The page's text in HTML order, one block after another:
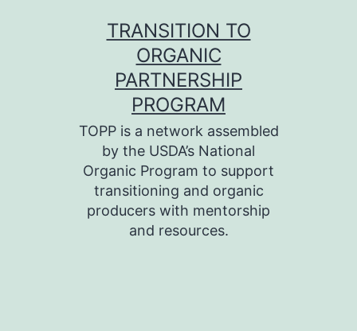
TRANSITION TO
ORGANIC
PARTNERSHIP
PROGRAM
TOPP is a network assembled
by the USDA’s National
Organic Program to support
transitioning and organic
producers with mentorship
and resources.